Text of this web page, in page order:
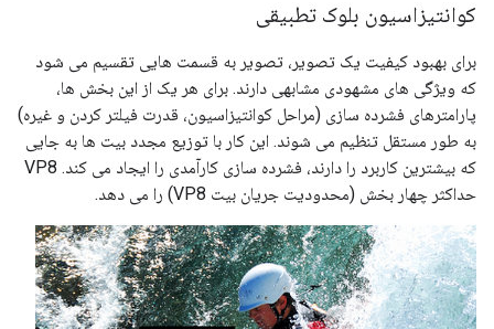
کوانتیزاسیون بلوک تطبیقی
برای بهبود کیفیت یک تصویر، تصویر به قسمت هایی تقسیم می شود
که ویژگی های مشهودی مشابهی دارند. برای هر یک از این بخش ها،
پارامترهای فشرده سازی (مراحل کوانتیزاسیون، قدرت فیلتر کردن و غیره)
به طور مستقل تنظیم می شوند. این کار با توزیع مجدد بیت ها به جایی
که بیشترین کاربرد را دارند، فشرده سازی کارآمدی را ایجاد می کند. VP8
حداکثر چهار بخش (محدودیت جریان بیت VP8) را می دهد.